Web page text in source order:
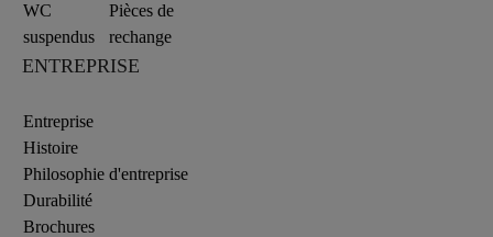
WC
suspendus
Pièces de
rechange
ENTREPRISE
Entreprise
Histoire
Philosophie d'entreprise
Durabilité
Brochures